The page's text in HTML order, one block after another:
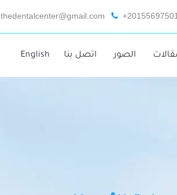
thedentalcenter@gmail.com
الصور اتصل بنا English